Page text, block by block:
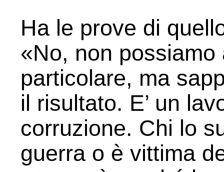
Ha le prove di
«No, non
particolare, ma
il risultato. E’ un
corruzione. Chi lo
guerra o è vittima